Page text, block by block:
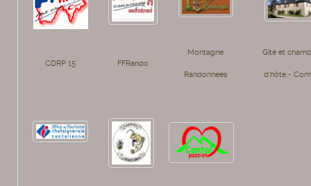
CDRP 15 FFRando
Montagne
Randonnées
Gîte et
d'hôte -